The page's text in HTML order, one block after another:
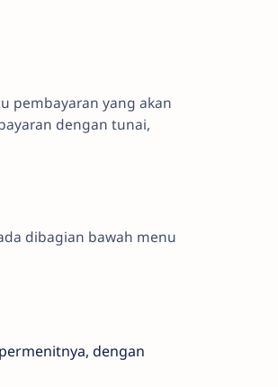
pembayaran yang akan
dengan tunai,
dibagian bawah menu
dengan